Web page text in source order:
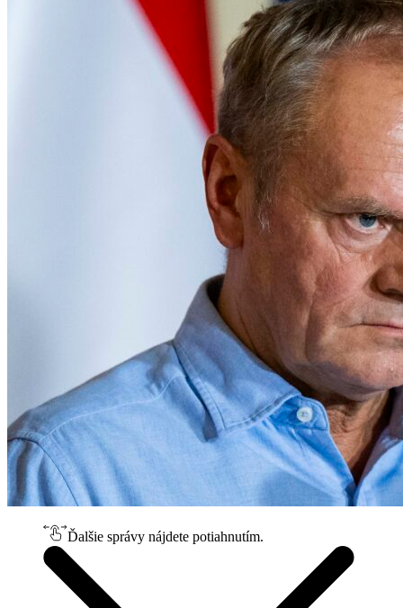
Ďalšie správy nájdete potiahnutím.